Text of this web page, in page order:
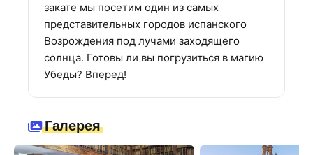
закате мы посетим один из самых
представительных городов испанского
Возрождения под лучами заходящего
солнца. Готовы ли вы погрузиться в магию
Убеды? Вперед!
Галерея